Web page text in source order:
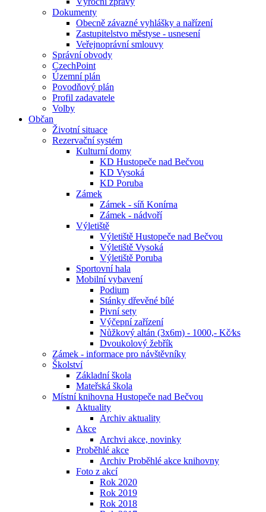
Dokumenty
Obecně závazné vyhlášky a nařízení
Zastupitelstvo městyse - usnesení
Veřejnoprávní smlouvy
Správní obvody
CzechPoint
Územní plán
Povodňový plán
Profil zadavatele
Volby
Občan
Životní situace
Rezervační systém
Kulturní domy
KD Hustopeče nad Bečvou
KD Vysoká
KD Poruba
Zámek
Zámek - síň Konírna
Zámek - nádvoří
Výletiště
Výletiště Hustopeče nad Bečvou
Výletiště Vysoká
Výletiště Poruba
Sportovní hala
Mobilní vybavení
Podium
Stánky dřevěné bílé
Pivní sety
Výčepní zařízení
Nůžkový altán (3x6m) - 1000,- Kč⁄ks
Dvoukolový žebřík
Zámek - informace pro návštěvníky
Školství
Základní škola
Mateřská škola
Místní knihovna Hustopeče nad Bečvou
Aktuality
Archiv aktuality
Akce
Archvi akce, novinky
Proběhlé akce
Archiv Proběhlé akce knihovny
Foto z akcí
Rok 2020
Rok 2019
Rok 2018